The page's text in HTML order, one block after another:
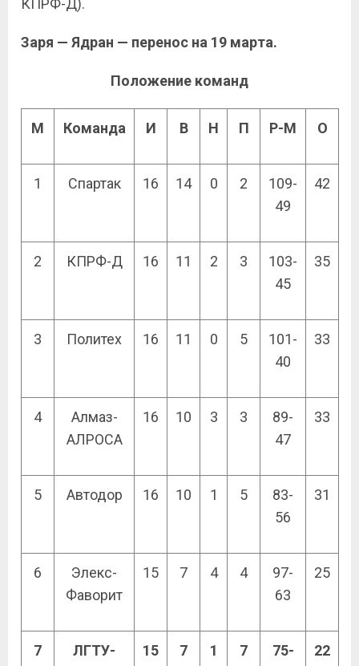
КПРФ-Д).
Заря — Ядран — перенос на 19 марта.
Положение команд
М Команда И В Н П Р-М О
1 Спартак 16 14 0 2
109-
49
42
2 КПРФ-Д 16 11 2 3
103-
45
35
3 Политех 16 11 0 5
101-
40
33
4
Алмаз-
АЛРОСА
16 10 3 3
89-
47
33
5 Автодор 16 10 1 5
83-
56
31
6
Элекс-
Фаворит
15 7 4 4
97-
63
25
7
ЛГТУ-
15 7 1 7
75-
22